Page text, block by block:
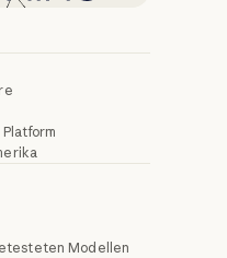
Modellen